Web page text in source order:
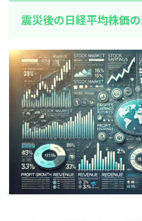
震災後の日経平均株価